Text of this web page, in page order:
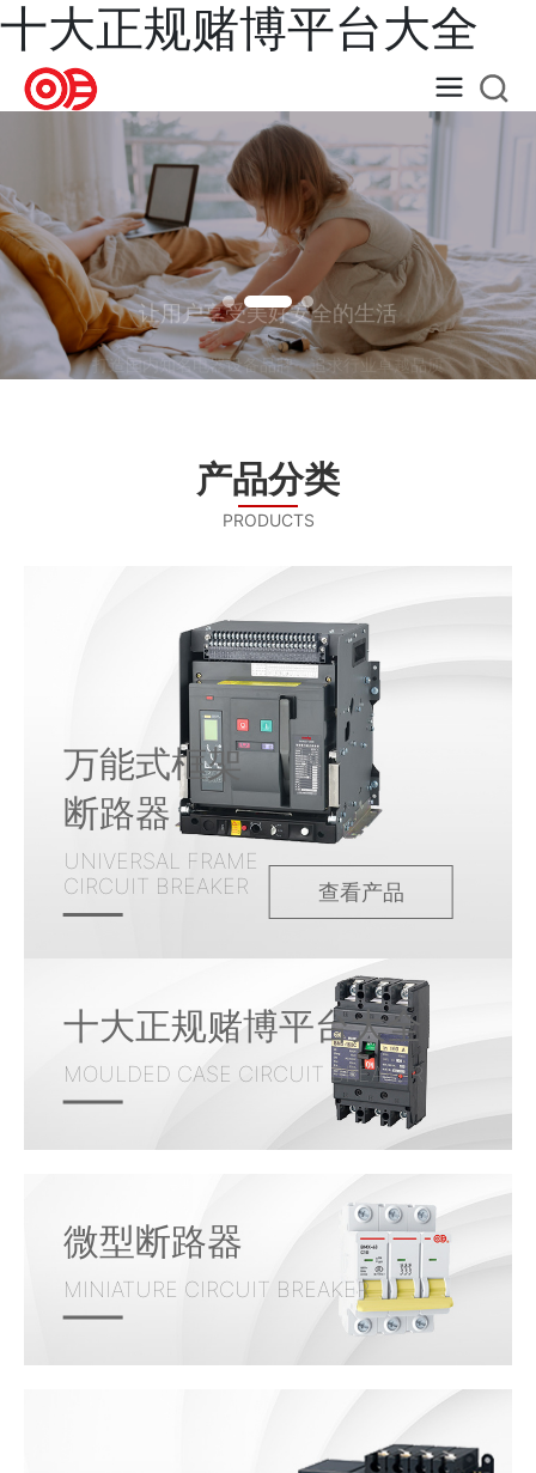
十大正规赌博平台大全
让用户享受美好安全的生活
打造国内知名电器设备品牌，追求行业卓越品质
产品分类
PRODUCTS
万能式框架
断路器
UNIVERSAL FRAME
CIRCUIT BREAKER
查看产品
十大正规赌博平台大全
MOULDED CASE CIRCUIT BREAKER
微型断路器
MINIATURE CIRCUIT BREAKER